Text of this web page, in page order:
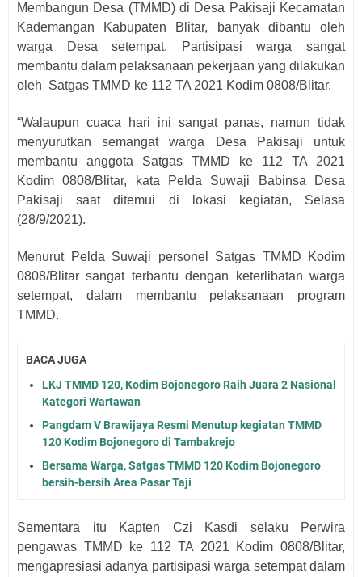
Membangun Desa (TMMD) di Desa Pakisaji Kecamatan
Kademangan Kabupaten Blitar, banyak dibantu oleh
warga Desa setempat. Partisipasi warga sangat
membantu dalam pelaksanaan pekerjaan yang dilakukan
oleh Satgas TMMD ke 112 TA 2021 Kodim 0808/Blitar.
“Walaupun cuaca hari ini sangat panas, namun tidak
menyurutkan semangat warga Desa Pakisaji untuk
membantu anggota Satgas TMMD ke 112 TA 2021
Kodim 0808/Blitar, kata Pelda Suwaji Babinsa Desa
Pakisaji saat ditemui di lokasi kegiatan, Selasa
(28/9/2021).
Menurut Pelda Suwaji personel Satgas TMMD Kodim
0808/Blitar sangat terbantu dengan keterlibatan warga
setempat, dalam membantu pelaksanaan program
TMMD.
BACA JUGA
LKJ TMMD 120, Kodim Bojonegoro Raih Juara 2 Nasional
Kategori Wartawan
Pangdam V Brawijaya Resmi Menutup kegiatan TMMD
120 Kodim Bojonegoro di Tambakrejo
Bersama Warga, Satgas TMMD 120 Kodim Bojonegoro
bersih-bersih Area Pasar Taji
Sementara itu Kapten Czi Kasdi selaku Perwira
pengawas TMMD ke 112 TA 2021 Kodim 0808/Blitar,
mengapresiasi adanya partisipasi warga setempat dalam